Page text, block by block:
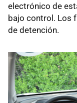
electrónico de
bajo control. Los
de detención.